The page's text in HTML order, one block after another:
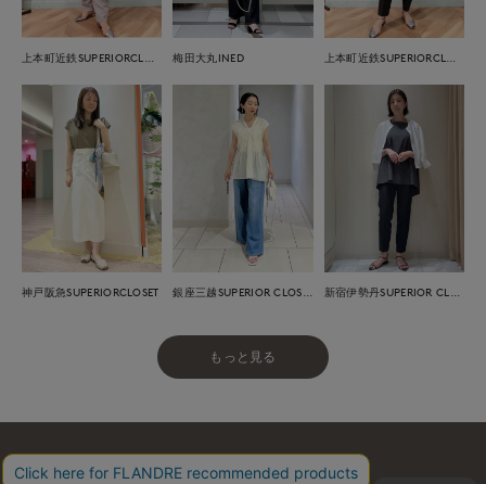
梅田大丸INED
神戸阪急SUPERIORCLOSET
もっと見る